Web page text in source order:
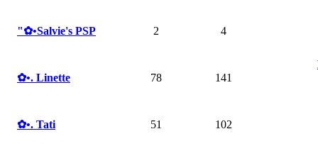
"✿ •Salvie's PSP 2 4
✿ •. Linette 78 141
✿ •. Tati 51 102